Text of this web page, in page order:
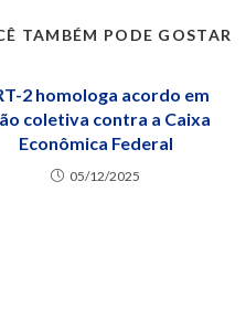
TAMBÉM PODE GOSTAR
2 homologa acordo em
coletiva contra a Caixa
Econômica Federal
05/12/2025